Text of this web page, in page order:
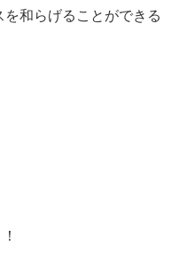
和らげることができる